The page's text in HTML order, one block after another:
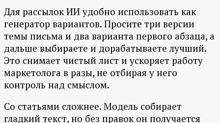
Для рассылок ИИ удобно использовать как
генератор вариантов. Просите три версии
темы письма и два варианта первого абзаца, а
дальше выбираете и дорабатываете лучший.
Это снимает чистый лист и ускоряет работу
маркетолога в разы, не отбирая у него
контроль над смыслом.
Со статьями сложнее. Модель собирает
гладкий текст, но без правок он получается